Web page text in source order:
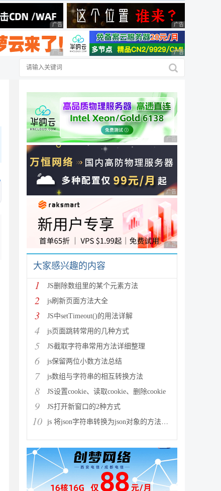
19元/月
广告 商业广告，理性选择 广告 商业广告，理
广告 商业广告，理性选择 广告 商业广告，理
广告 商业广告，理性
广告 商业广告，理性
广告 商业广告，理性
大家感兴趣的内容
1 JS删除数组里的某个元素方法
2 js刷新页面方法大全
3 JS中setTimeout()的用法详解
4 js页面跳转常用的几种方式
5 JS截取字符串常用方法详细整理
6 js保留两位小数方法总结
7 js数组与字符串的相互转换方法
8 JS设置cookie、读取cookie、删除cookie
9 JS打开新窗口的2种方式
10 js 将json字符串转换为json对象的方法解析